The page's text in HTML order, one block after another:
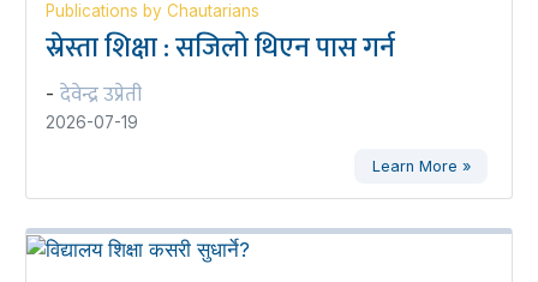
Publications by Chautarians
स्रेस्ता शिक्षा : सजिलो थिएन पास गर्न
- देवेन्द्र उप्रेती
2026-07-19
Learn More »